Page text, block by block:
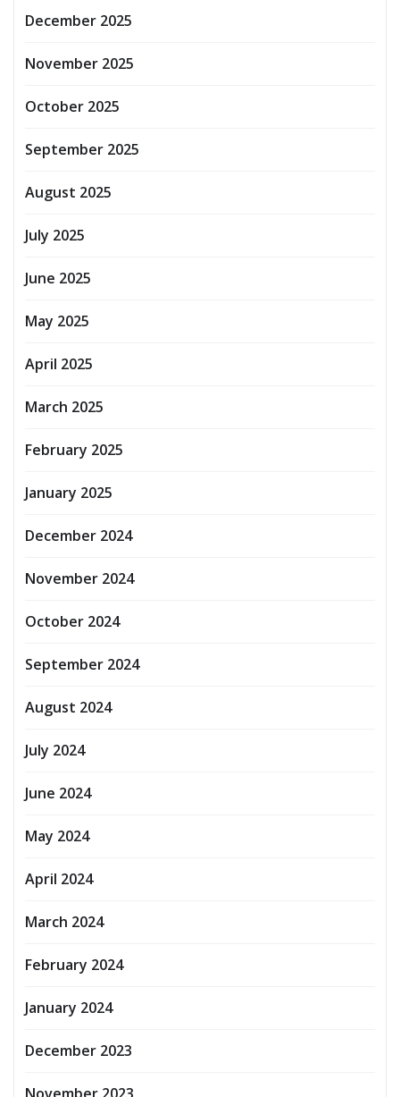
December 2025
November 2025
October 2025
September 2025
August 2025
July 2025
June 2025
May 2025
April 2025
March 2025
February 2025
January 2025
December 2024
November 2024
October 2024
September 2024
August 2024
July 2024
June 2024
May 2024
April 2024
March 2024
February 2024
January 2024
December 2023